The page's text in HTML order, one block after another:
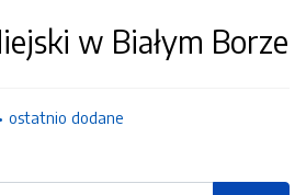
w Białym Borze
ostatnio dodane